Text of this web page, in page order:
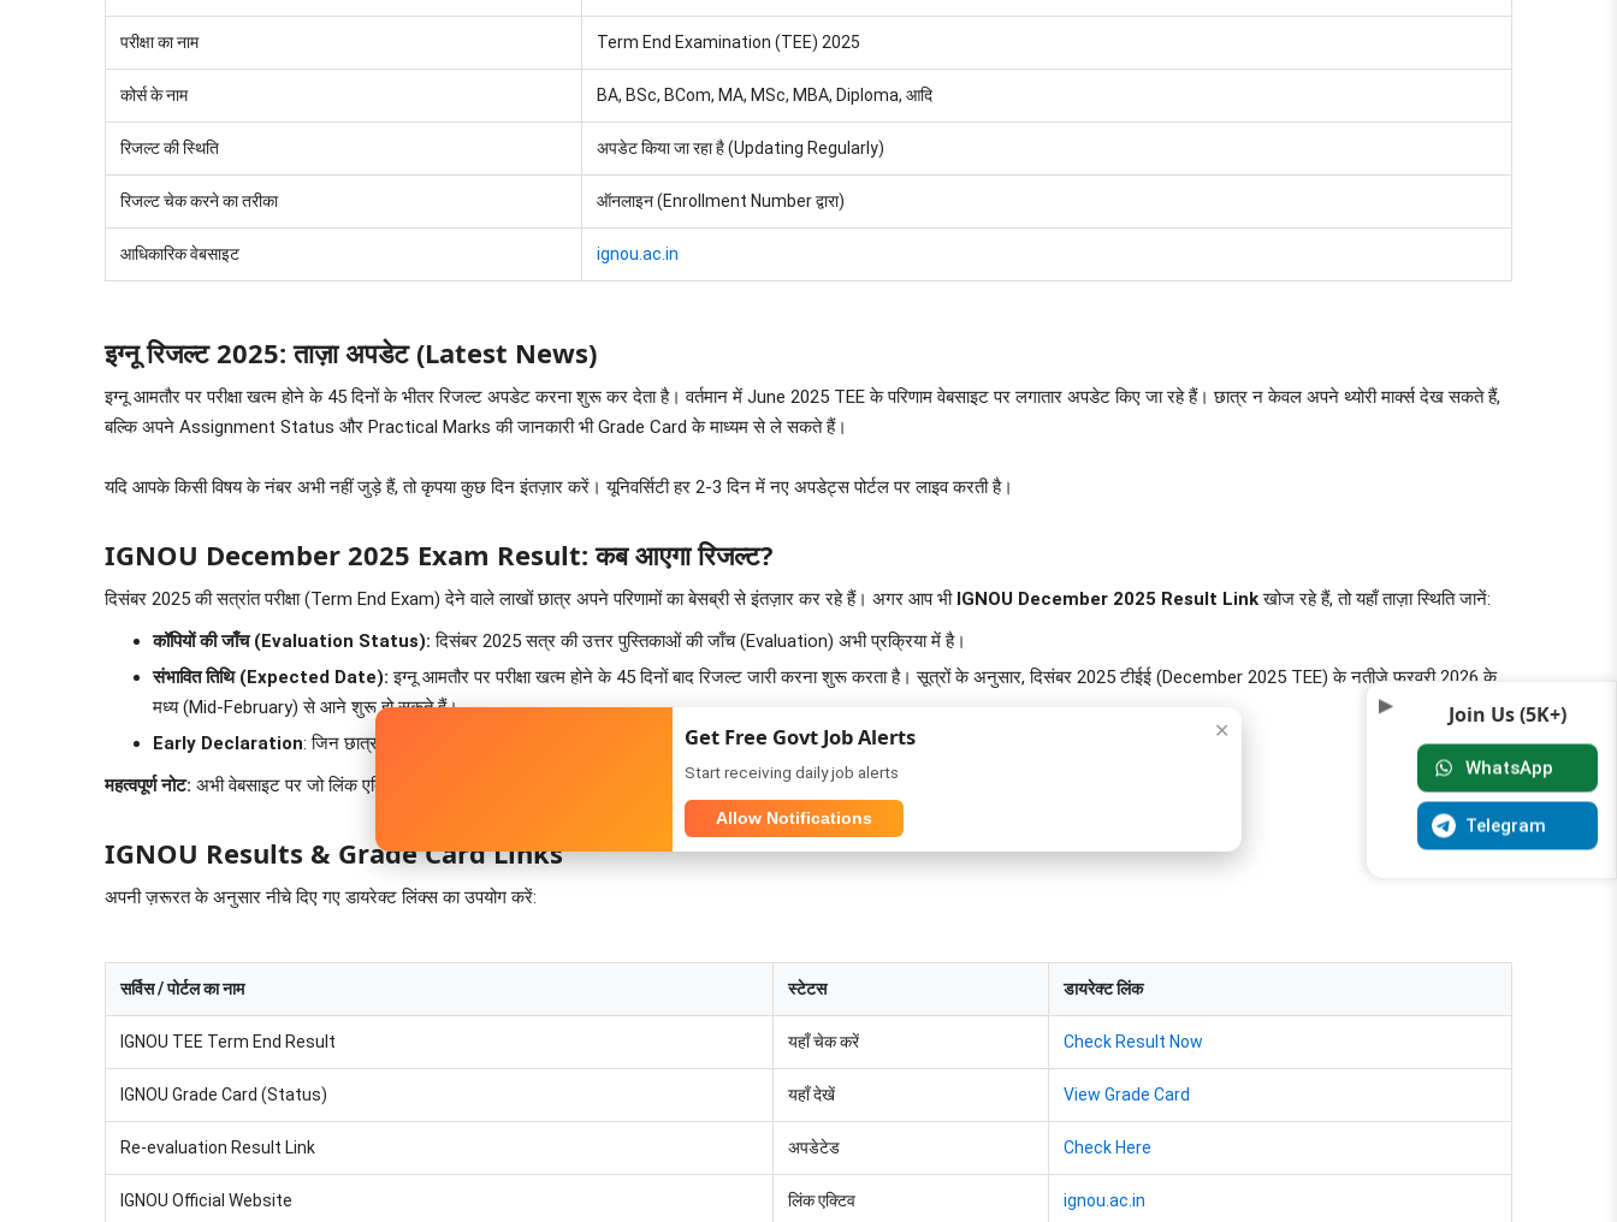
परीक्षा का नाम Term End Examination (TEE) 2025
कोर्स के नाम BA, BSc, BCom, MA, MSc, MBA, Diploma, आदि
रिजल्ट की स्थिति अपडेट किया जा रहा है (Updating Regularly)
रिजल्ट चेक करने का तरीका ऑनलाइन (Enrollment Number द्वारा)
आधिकारिक वेबसाइट ignou.ac.in
इग्नू रिजल्ट 2025: ताज़ा अपडेट (Latest News)
इग्नू आमतौर पर परीक्षा खत्म होने के 45 दिनों के भीतर रिजल्ट अपडेट करना शुरू कर देता है। वर्तमान में June 2025 TEE के परिणाम वेबसाइट पर लगातार अपडेट किए जा रहे हैं। छात्र न केवल अपने थ्योरी मार्क्स देख सकते हैं,
बल्कि अपने Assignment Status और Practical Marks की जानकारी भी Grade Card के माध्यम से ले सकते हैं।
यदि आपके किसी विषय के नंबर अभी नहीं जुड़े हैं, तो कृपया कुछ दिन इंतज़ार करें। यूनिवर्सिटी हर 2-3 दिन में नए अपडेट्स पोर्टल पर लाइव करती है।
IGNOU December 2025 Exam Result: कब आएगा रिजल्ट?
दिसंबर 2025 की सत्रांत परीक्षा (Term End Exam) देने वाले लाखों छात्र अपने परिणामों का बेसब्री से इंतज़ार कर रहे हैं। अगर आप भी IGNOU December 2025 Result Linkखोज रहे हैं, तो यहाँ ताज़ा स्थिति जानें:
कॉपियों की जाँच (Evaluation Status): दिसंबर 2025 सत्र की उत्तर पुस्तिकाओं की जाँच (Evaluation) अभी प्रक्रिया में है।
संभावित तिथि (Expected Date):इग्नू आमतौर पर परीक्षा खत्म होने के 45 दिनों बाद रिजल्ट जारी करना शुरू करता है। सूत्रों के अनुसार, दिसंबर 2025 टीईई (December 2025 TEE) के नतीजे फरवरी 2026 के
मध्य (Mid-February) से आने शुरू हो सकते हैं।
Early Declaration: जिन छात्रों ने 'Early Declaration' के लिए आवेदन किया था, उनके परिणाम सामान्य छात्रों से पहले अपडेट किए जा सकते हैं।
महत्वपूर्ण नोट: अभी वेबसाइट पर जो लिंक एक्टिव हैं, वे मुख्य रूप से June 2025 सत्र के पेंडिंग रिजल्ट्स के लिए हैं। दिसंबर 2025 का लिंक जल्द ही इसी पेज पर अपडेट किया जाएगा।
IGNOU Results & Grade Card Links
अपनी ज़रूरत के अनुसार नीचे दिए गए डायरेक्ट लिंक्स का उपयोग करें:
सर्विस / पोर्टल का नाम स्टेटस डायरेक्ट लिंक
IGNOU TEE Term End Result यहाँ चेक करें Check Result Now
IGNOU Grade Card (Status) यहाँ देखें View Grade Card
Re-evaluation Result Link अपडेटेड Check Here
IGNOU Official Website लिंक एक्टिव ignou.ac.in
Join Us (5K+)
WhatsApp
Telegram
✕
Get Free Govt Job Alerts
Start receiving daily job alerts
Allow Notifications